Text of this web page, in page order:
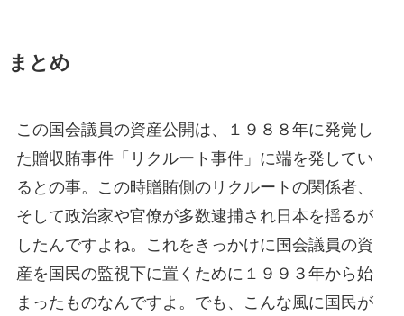
まとめ
この国会議員の資産公開は、１９８８年に発覚し
た贈収賄事件「リクルート事件」に端を発してい
るとの事。この時贈賄側のリクルートの関係者、
そして政治家や官僚が多数逮捕され日本を揺るが
したんですよね。これをきっかけに国会議員の資
産を国民の監視下に置くために１９９３年から始
まったものなんですよ。でも、こんな風に国民が